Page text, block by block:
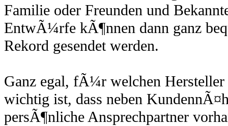
Familie oder Freunden und
EntwÃ¼rfe kÃ¶nnen dann ganz
Rekord gesendet werden.
Ganz egal, fÃ¼r welchen Hersteller
wichtig ist, dass neben
persÃ¶nliche Ansprechpartner